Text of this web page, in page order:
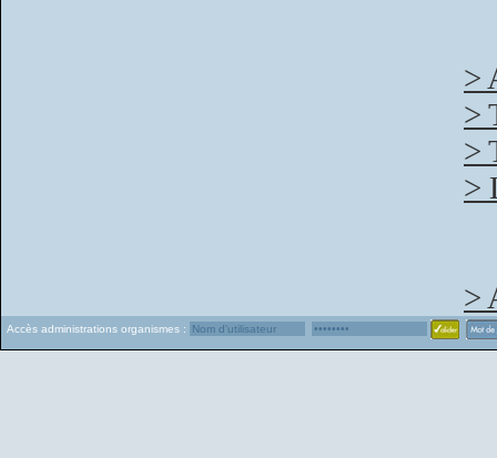
>
>
>
>
>
Accès administrations organismes :